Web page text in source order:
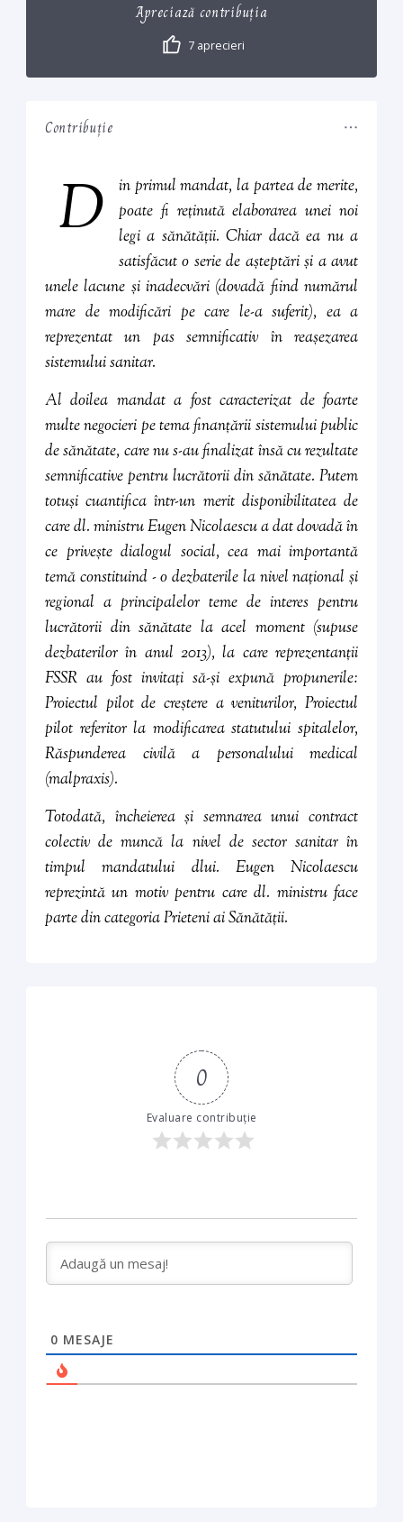
Apreciază contribuția
7aprecieri
Contribuție
D
in primul mandat, la partea de merite,
poate fi reținută elaborarea unei noi
legi a sănătății. Chiar dacă ea nu a
satisfăcut o serie de așteptări și a avut
unele lacune și inadecvări (dovadă fiind numărul
mare de modificări pe care le-a suferit), ea a
reprezentat un pas semnificativ în reașezarea
sistemului sanitar.
Al doilea mandat a fost caracterizat de foarte
multe negocieri pe tema finanțării sistemului public
de sănătate, care nu s-au finalizat însă cu rezultate
semnificative pentru lucrătorii din sănătate. Putem
totuși cuantifica într-un merit disponibilitatea de
care dl. ministru Eugen Nicolaescu a dat dovadă în
ce privește dialogul social, cea mai importantă
temă constituind - o dezbaterile la nivel național și
regional a principalelor teme de interes pentru
lucrătorii din sănătate la acel moment (supuse
dezbaterilor în anul 2013), la care reprezentanții
FSSR au fost invitați să-și expună propunerile:
Proiectul pilot de creștere a veniturilor, Proiectul
pilot referitor la modificarea statutului spitalelor,
Răspunderea civilă a personalului medical
(malpraxis).
Totodată, încheierea și semnarea unui contract
colectiv de muncă la nivel de sector sanitar în
timpul mandatului dlui. Eugen Nicolaescu
reprezintă un motiv pentru care dl. ministru face
parte din categoriaPrieteni ai Sănătății.
0
Evaluare contribuție
0 MESAJE